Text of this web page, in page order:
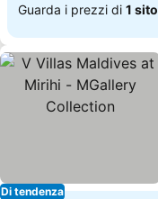
Guarda i prezzi di 1 sito
Di tendenza